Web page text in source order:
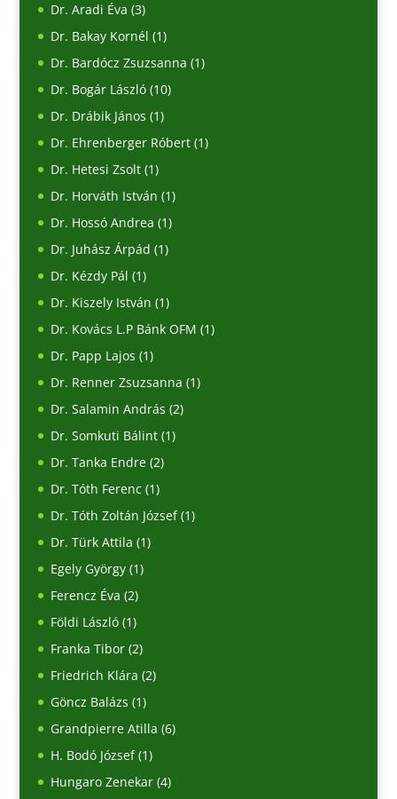
Dr. Aradi Éva (3)
Dr. Bakay Kornél (1)
Dr. Bardócz Zsuzsanna (1)
Dr. Bogár László(10)
Dr. Drábik János (1)
Dr. Ehrenberger Róbert(1)
Dr. Hetesi Zsolt(1)
Dr. Horváth István (1)
Dr. Hossó Andrea (1)
Dr. Juhász Árpád (1)
Dr. Kézdy Pál (1)
Dr. Kiszely István (1)
Dr. Kovács L.P Bánk OFM (1)
Dr. Papp Lajos (1)
Dr. Renner Zsuzsanna (1)
Dr. Salamin András (2)
Dr. Somkuti Bálint(1)
Dr. Tanka Endre(2)
Dr. Tóth Ferenc (1)
Dr. Tóth Zoltán József(1)
Dr. Türk Attila (1)
Egely György(1)
Ferencz Éva (2)
Földi László(1)
Franka Tibor(2)
Friedrich Klára (2)
Göncz Balázs (1)
Grandpierre Atilla (6)
H. Bodó József(1)
Hungaro Zenekar(4)